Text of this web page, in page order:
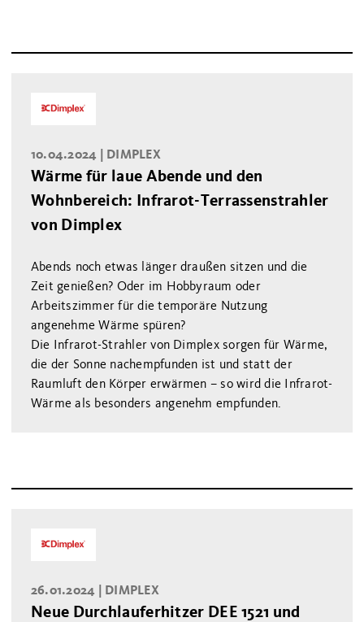
10.04.2024 | DIMPLEX
Wärme für laue Abende und den
Wohnbereich: Infrarot-Terrassenstrahler
von Dimplex
Abends noch etwas länger draußen sitzen und die
Zeit genießen? Oder im Hobbyraum oder
Arbeitszimmer für die temporäre Nutzung
angenehme Wärme spüren?
Die Infrarot-Strahler von Dimplex sorgen für Wärme,
die der Sonne nachempfunden ist und statt der
Raumluft den Körper erwärmen – so wird die Infrarot-
Wärme als besonders angenehm empfunden.
26.01.2024 | DIMPLEX
Neue Durchlauferhitzer DEE 1521 und